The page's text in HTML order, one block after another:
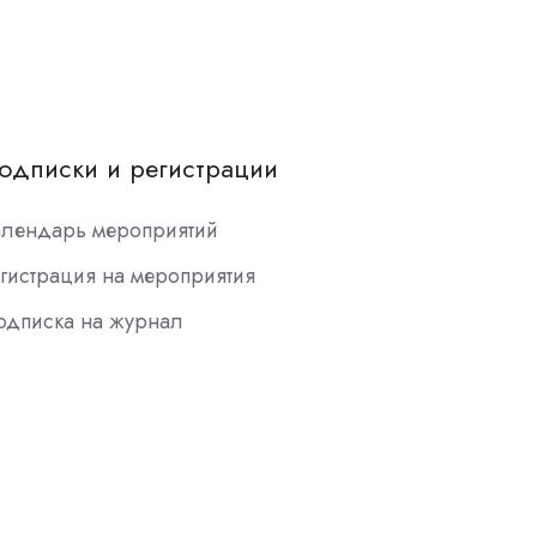
и регистрации
мероприятий
на мероприятия
на журнал